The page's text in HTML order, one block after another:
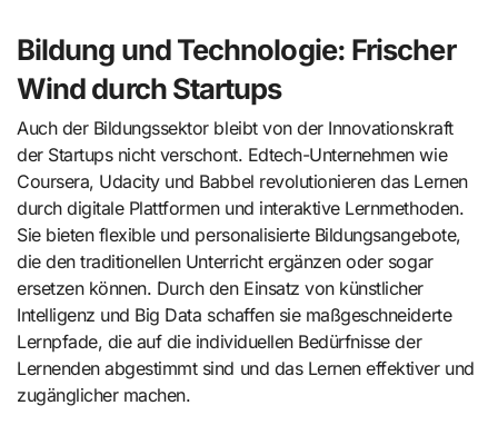
Bildung und Technologie: Frischer
Wind durch Startups
Auch der Bildungssektor bleibt von der Innovationskraft
der Startups nicht verschont. Edtech-Unternehmen wie
Coursera, Udacity und Babbel revolutionieren das Lernen
durch digitale Plattformen und interaktive Lernmethoden.
Sie bieten flexible und personalisierte Bildungsangebote,
die den traditionellen Unterricht ergänzen oder sogar
ersetzen können. Durch den Einsatz von künstlicher
Intelligenz und Big Data schaffen sie maßgeschneiderte
Lernpfade, die auf die individuellen Bedürfnisse der
Lernenden abgestimmt sind und das Lernen effektiver und
zugänglicher machen.